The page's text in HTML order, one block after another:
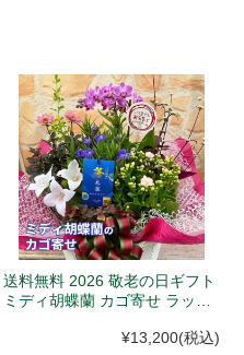
送料無料 2026 敬老の日ギフト
ミディ胡蝶蘭 カゴ寄せ ラッピ
日発送 ※日付指定不可）
¥13,200(税込)